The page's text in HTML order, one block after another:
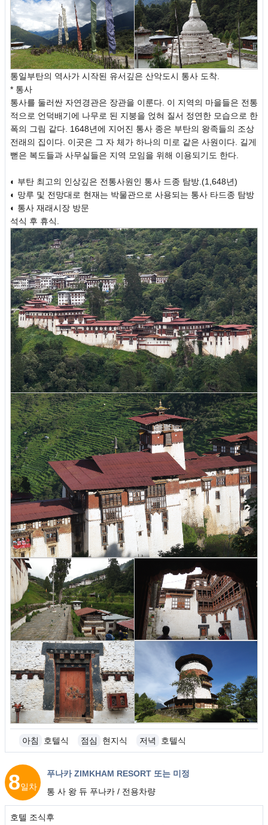
통일부탄의 역사가 시작된 유서깊은 산악도시 통사 도착.
* 통사
통사를 둘러싼 자연경관은 장관을 이룬다. 이 지역의 마을들은 전통
적으로 언덕배기에 나무로 된 지붕을 얹혀 질서 정연한 모습으로 한
폭의 그림 같다. 1648년에 지어진 통사 종은 부탄의 왕족들의 조상
전래의 집이다. 이곳은 그 자 체가 하나의 미로 같은 사원이다. 길게
뻗은 복도들과 사무실들은 지역 모임을 위해 이용되기도 한다.
◐ 부탄 최고의 인상깊은 전통사원인 통사 드종 탐방.(1,648년)
◐ 망루 및 전망대로 현재는 박물관으로 사용되는 통사 타드종 탐방
◐ 통사 재래시장 방문
석식 후 휴식.
아침 호텔식 점심 현지식 저녁 호텔식
8일차
푸나카 ZIMKHAM RESORT 또는 미정
통 사 왕 듀 푸나카 / 전용차량
호텔 조식후